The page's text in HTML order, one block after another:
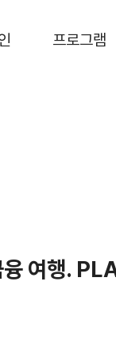
프로그램
융 여행.